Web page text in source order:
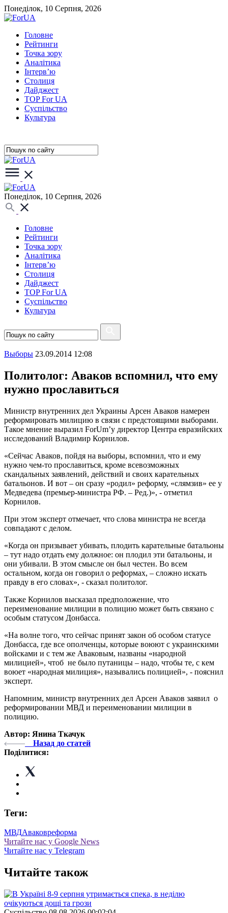
Понеділок, 10 Серпня, 2026
Головне
Рейтинги
Точка зору
Аналітика
Інтерв’ю
Столиця
Дайджест
TOP For UA
Суспiльство
Культура
Понеділок, 10 Серпня, 2026
Головне
Рейтинги
Точка зору
Аналітика
Інтерв’ю
Столиця
Дайджест
TOP For UA
Суспiльство
Культура
Выборы 23.09.2014 12:08
Политолог: Аваков вспомнил, что ему
нужно прославиться
Министр внутренних дел Украины Арсен Аваков намерен
реформировать милицию в связи с предстоящими выборами.
Такое мнение выразил ForUm’у директор Центра евразийских
исследований Владимир Корнилов.
«Сейчас Аваков, пойдя на выборы, вспомнил, что и ему
нужно чем-то прославиться, кроме всевозможных
скандальных заявлений, действий и своих карательных
батальонов. И вот – он сразу «родил» реформу, «слямзив» ее у
Медведева (премьер-министра РФ. – Ред.)», - отметил
Корнилов.
При этом эксперт отмечает, что слова министра не всегда
совпадают с делом.
«Когда он призывает убивать, плодить карательные батальоны
– тут надо отдать ему должное: он плодил эти батальоны, и
они убивали. В этом смысле он был честен. Во всем
остальном, когда он говорил о реформах, – сложно искать
правду в его словах», - сказал политолог.
Также Корнилов высказал предположение, что
переименование милиции в полицию может быть связано с
особым статусом Донбасса.
«На волне того, что сейчас принят закон об особом статусе
Донбасса, где все ополченцы, которые воюют с украинскими
войсками и с тем же Аваковым, названы «народной
милицией», чтоб не было путаницы – надо, чтобы те, с кем
воюет «народная милиция», назывались полицией», - пояснил
эксперт.
Напомним, министр внутренних дел Арсен Аваков заявил о
реформировании МВД и переименовании милиции в
полицию.
Автор: Янина Ткачук
Назад до статей
Поділитися:
Теги:
МВДАваковреформа
Читайте нас у Google News
Читайте нас у Telegram
Читайте також